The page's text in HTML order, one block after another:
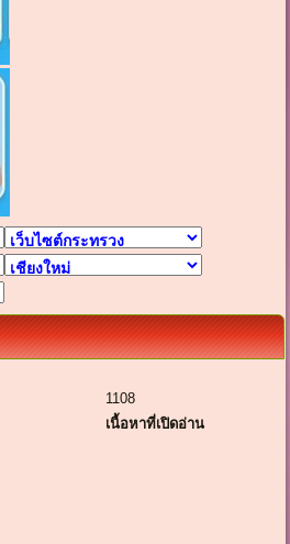
1108
เนื้อหาที่เปิดอ่าน